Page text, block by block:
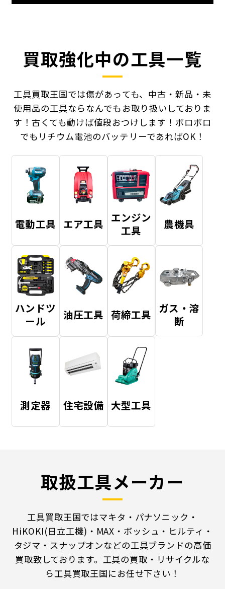
買取強化中の工具一覧
工具買取王国では傷があっても、中古・新品・未
使用品の工具ならなんでもお取り扱いしておりま
す！ 古くても動けば値段おつけします！ボロボロ
でもリチウム電池のバッテリーであればOK！
電動工具 エア工具 エンジン
工具
農機具
ハンドツ
ール
油圧工具 荷締工具 ガス・溶
断
測定器 住宅設備 大型工具
取扱工具メーカー
工具買取王国ではマキタ・パナソニック・
HiKOKI(日立工機)・MAX・ボッシュ・ヒルティ・
タジマ・スナップオンなどの工具ブランドの高価
買取致しております。工具の買取・リサイクルな
ら工具買取王国にお任せ下さい！